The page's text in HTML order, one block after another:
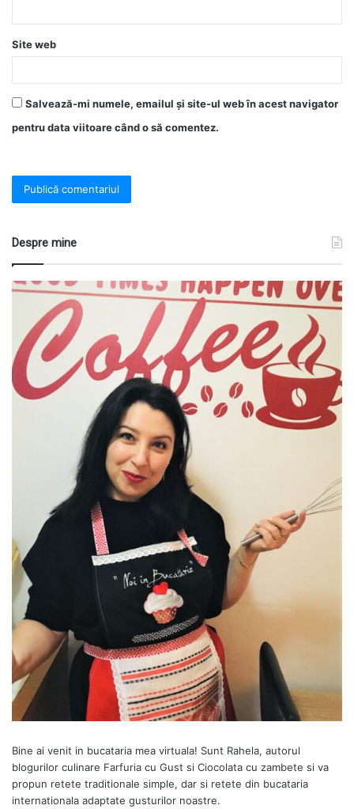
Site web
Salvează-mi numele, emailul și site-ul web în acest navigator
pentru data viitoare când o să comentez.
Despre mine
Bine ai venit in bucataria mea virtuala! Sunt Rahela, autorul
blogurilor culinare Farfuria cu Gust si Ciocolata cu zambete si va
propun retete traditionale simple, dar si retete din bucataria
internationala adaptate gusturilor noastre.